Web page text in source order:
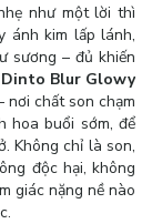
như một lời thì
ánh kim lấp lánh,
sương – đủ khiến
Dinto Blur Glowy
nơi chất son chạm
hoa buổi sớm, để
Không chỉ là son,
độc hại, không
giác nặng nề nào